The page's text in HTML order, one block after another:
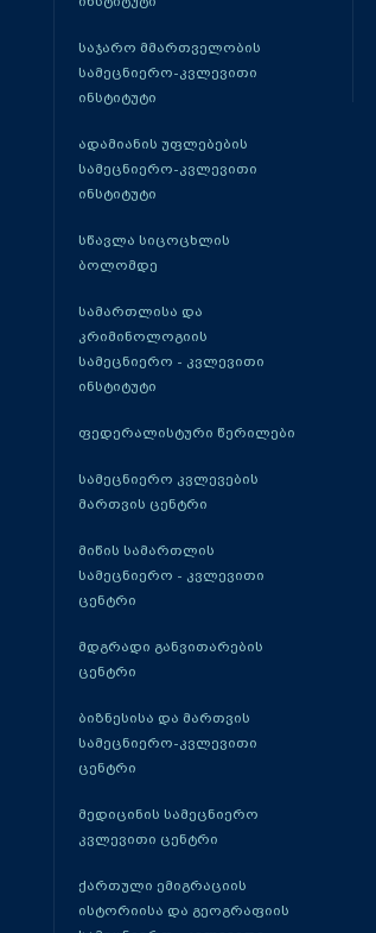
საჯარო მმართველობის
სამეცნიერო-კვლევითი
ინსტიტუტი
ადამიანის უფლებების
სამეცნიერო-კვლევითი
ინსტიტუტი
სწავლა სიცოცხლის
ბოლომდე
სამართლისა და
კრიმინოლოგიის
სამეცნიერო - კვლევითი
ინსტიტუტი
ფედერალისტური წერილები
სამეცნიერო კვლევების
მართვის ცენტრი
მიწის სამართლის
სამეცნიერო - კვლევითი
ცენტრი
მდგრადი განვითარების
ცენტრი
ბიზნესისა და მართვის
სამეცნიერო-კვლევითი
ცენტრი
მედიცინის სამეცნიერო
კვლევითი ცენტრი
ქართული ემიგრაციის
ისტორიისა და გეოგრაფიის